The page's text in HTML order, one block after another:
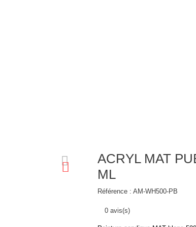
ACRYL MAT
ML
Référence : AM-WH500-PB
0 avis(s)